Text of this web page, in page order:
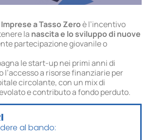
a Tasso Zeroè l’incentivo
la nascita e lo sviluppo di nuove
partecipazione giovanile o
le start-up nei primi anni di
a risorse finanziarie per
circolante, con un mix di
e contributo a fondo perduto.
al bando: